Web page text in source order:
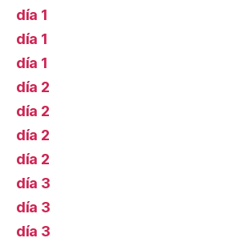
día 1
día 1
día 1
día 2
día 2
día 2
día 2
día 3
día 3
día 3